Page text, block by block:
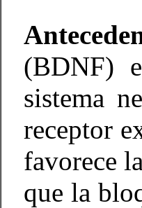
(BDNF)
sistema
receptor
favorece
que la